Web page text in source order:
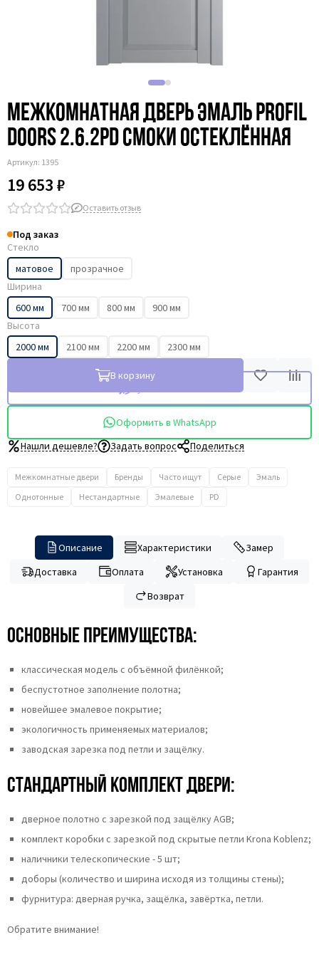
Межкомнатная дверь эмаль Profil
Doors 2.6.2PD смоки остеклённая
Артикул: 1395
19 653 ₽
Оставить отзыв
Под заказ
Стекло
матовое
прозрачное
Ширина
600 мм
700 мм 800 мм
900 мм
Высота
2000 мм
2100 мм 2200 мм 2300 мм
В корзину
Оформить в WhatsApp
Нашли дешевле?
Задать вопрос Поделиться
Межкомнатные двери Бренды Часто ищут Серые
Эмаль
Однотонные
Нестандартные Эмалевые PD
Описание Характеристики
Замер
Доставка
Оплата Установка
Гарантия
Возврат
Основные преимущества:
классическая модель с объёмной филёнкой;
беспустотное заполнение полотна;
новейшее эмалевое покрытие;
экологичность применяемых материалов;
заводская зарезка под петли и защёлку.
Стандартный комплект двери:
дверное полотно с зарезкой под защёлку AGB;
комплект коробки с зарезкой под скрытые петли Krona Koblenz;
наличники телескопические - 5 шт;
доборы (количество и ширина исходя из толщины стены);
фурнитура: дверная ручка, защёлка, завёртка, петли.
Обратите внимание!